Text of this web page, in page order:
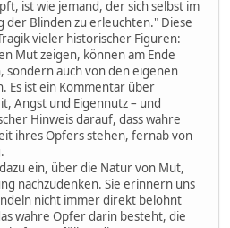
ist wie jemand, der sich selbst im
der Blinden zu erleuchten." Diese
vieler historischer Figuren:
Mut zeigen, können am Ende
sondern auch von den eigenen
Es ist ein Kommentar über
Angst und Eigennutz – und
Hinweis darauf, dass wahre
ihres Opfers stehen, fernab von
ein, über die Natur von Mut,
nachzudenken. Sie erinnern uns
nicht immer direkt belohnt
wahre Opfer darin besteht, die